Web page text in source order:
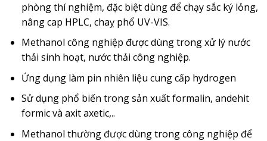
phòng thí nghiệm, đặc biệt dùng để chạy sắc ký lỏng,
nâng cap HPLC, chaỵ phổ UV-VIS.
Methanol công nghiệp được dùng trong xử lý nước
thải sinh hoạt, nước thải công nghiệp.
Ứng dụng làm pin nhiên liệu cung cấp hydrogen
Sử dụng phổ biến trong sản xuất formalin, andehit
formic và axit axetic,..
Methanol thường được dùng trong công nghiệp để